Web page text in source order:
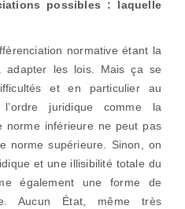
possibles : laquelle
normative étant la
adapter les lois. Mais ça se
et en particulier au
juridique comme la
norme inférieure ne peut pas
norme supérieure. Sinon, on
et une illisibilité totale du
également une forme de
Aucun État, même très